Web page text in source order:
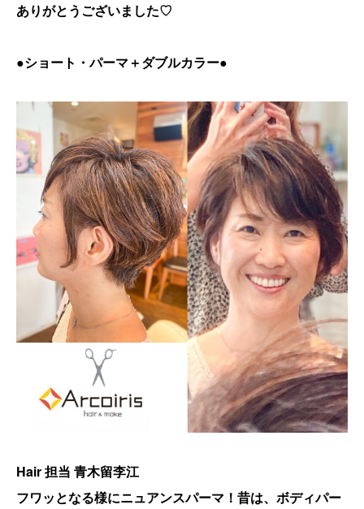
ありがとうございました♡
●ショート・パーマ＋ダブルカラー●
Hair 担当 青木留李江
フワッとなる様にニュアンスパーマ！昔は、ボディパー